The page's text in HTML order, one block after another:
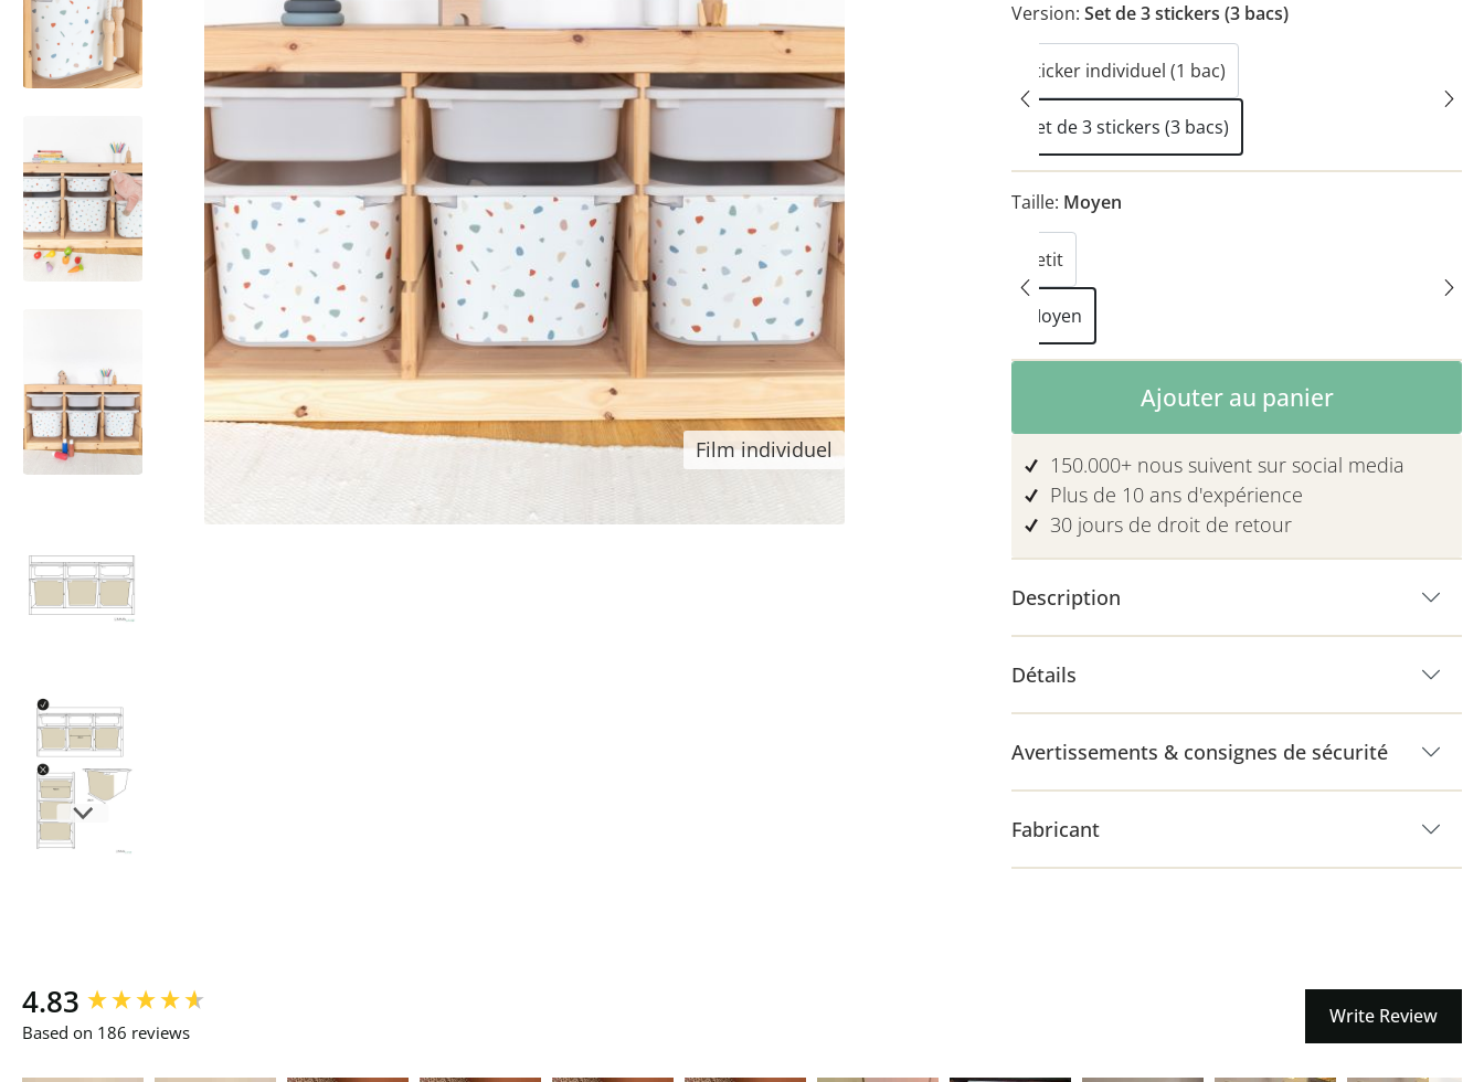
Film individuel
Version: Set de 3 stickers (3 bacs)
Sticker individuel (1 bac)
Set de 3 stickers (3 bacs)
Taille: Moyen
Petit
Moyen
Quantité de produit : Entrez la
Ajouter au panier
150.000+ nous suivent sur social media
Plus de 10 ans d'expérience
30 jours de droit de retour
Description
Détails
Avertissements & consignes de sécurité
Fabricant
4.83
Based on 186 reviews
Write Review
New content loaded